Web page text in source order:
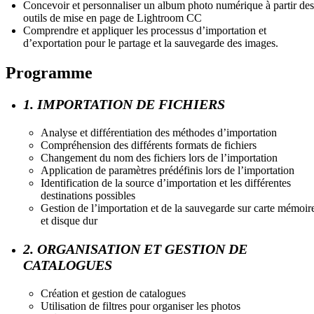
Concevoir et personnaliser un album photo numérique à partir des
outils de mise en page de Lightroom CC
Comprendre et appliquer les processus d’importation et
d’exportation pour le partage et la sauvegarde des images.
Programme
1. IMPORTATION DE FICHIERS
Analyse et différentiation des méthodes d’importation
Compréhension des différents formats de fichiers
Changement du nom des fichiers lors de l’importation
Application de paramètres prédéfinis lors de l’importation
Identification de la source d’importation et les différentes
destinations possibles
Gestion de l’importation et de la sauvegarde sur carte
et disque dur
2. ORGANISATION ET GESTION DE
CATALOGUES
Création et gestion de catalogues
Utilisation de filtres pour organiser les photos